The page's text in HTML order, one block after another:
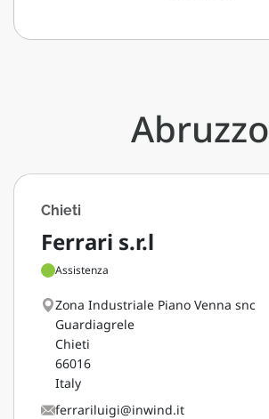
Abruzzo
Chieti
Ferrari s.r.l
Assistenza
Zona Industriale Piano Venna snc
Guardiagrele
Chieti
66016
Italy
ferrariluigi@inwind.it